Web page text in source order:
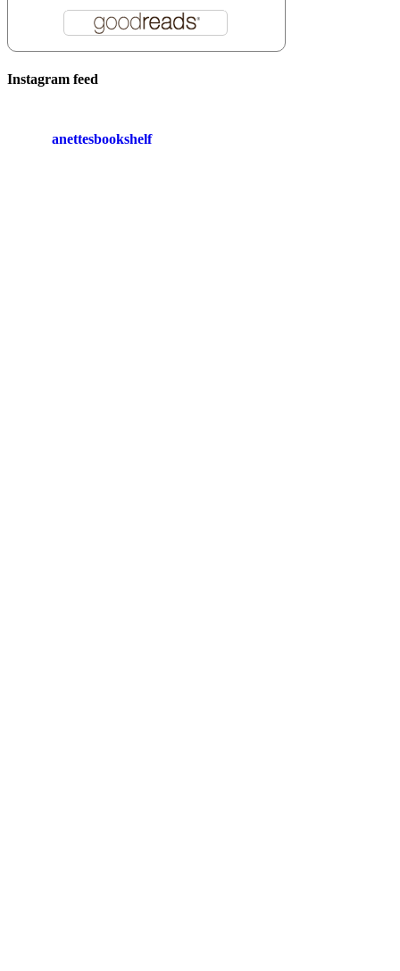
Instagram feed
anettesbookshelf